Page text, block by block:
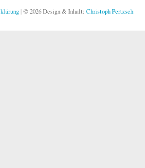
| © 2026 Design & Inhalt: Christoph Pertzsch